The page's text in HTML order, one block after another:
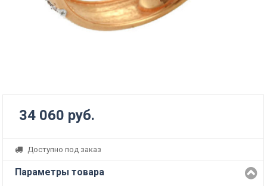
34 060 руб.
Доступно под заказ
Параметры товара